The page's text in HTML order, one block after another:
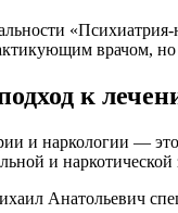
врачом,
к
и наркологии —
и
Анатольевич